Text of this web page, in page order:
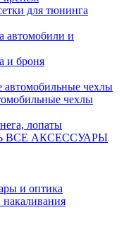
для тюнинга
автомобили и
и броня
автомобильные чехлы
чехлы
лопаты
ВСЕ АКСЕССУАРЫ
и оптика